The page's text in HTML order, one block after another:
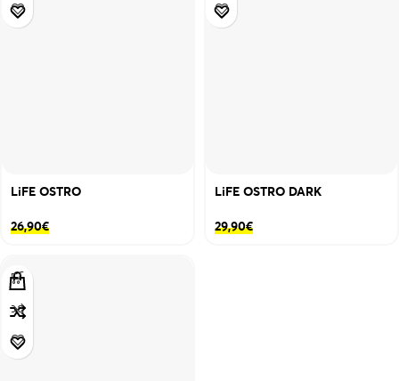
LiFE OSTRO
26,90€
LiFE OSTRO DARK
29,90€